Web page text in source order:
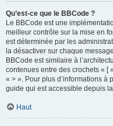
Qu’est-ce que le BBCode ?
Le BBCode est une
meilleur contrôle sur la mise en
est déterminée par les
la désactiver sur chaque
BBCode est similaire à
contenues entre des crochets « [
« > ». Pour plus d’informations à
guide qui est accessible depuis
Haut